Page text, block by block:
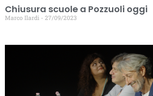
Chiusura scuole a Pozzuoli oggi
Marco Ilardi 27/09/2023